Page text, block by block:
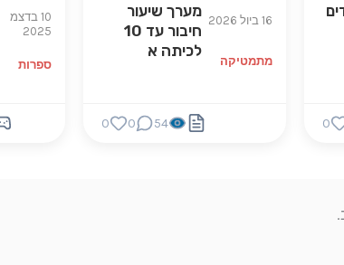
0
16 ביול 2026
מתמטיקה
מערך שיעור
חיבור עד 10
לכיתה א
54
0
0
10 בדצמ
2025
ספרות